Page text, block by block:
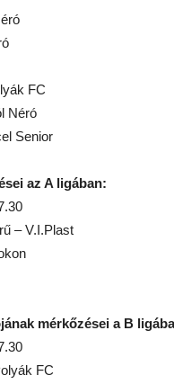
FC
Néró
Senior
az A ligában:
– V.I.Plast
mérkőzései a B
FC